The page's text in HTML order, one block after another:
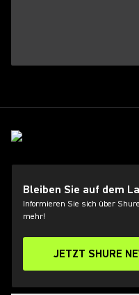
Bleiben Sie auf dem
Informieren Sie sich über
mehr!
JETZT SHURE